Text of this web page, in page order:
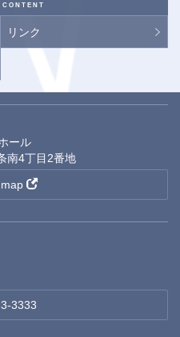
CONTENT
リンク
ール
南4丁目2番地
3333